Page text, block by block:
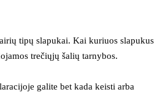
tipų slapukai. Kai kuriuos slapukus
trečiųjų šalių tarnybos.
galite bet kada keisti arba